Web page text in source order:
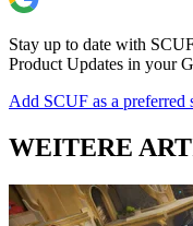
Stay up to date with
Product Updates in your
Add SCUF as a preferred
WEITERE